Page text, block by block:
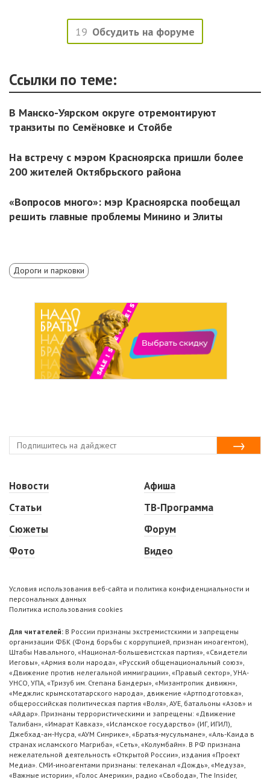
19 Обсудить на форуме
Ссылки по теме:
В Манско-Уярском округе отремонтируют
транзиты по Семёновке и Стойбе
На встречу с мэром Красноярска пришли более
200 жителей Октябрьского района
«Вопросов много»: мэр Красноярска пообещал
решить главные проблемы Минино и Элиты
Дороги и парковки
Новости
Статьи
Сюжеты
Фото
Афиша
ТВ-Программа
Форум
Видео
Условия использования веб-сайта и политика конфиденциальности и
персональных данных
Политика использования cookies
Для читателей: В России признаны экстремистскими и запрещены
организации ФБК (Фонд борьбы с коррупцией, признан иноагентом),
Штабы Навального, «Национал-большевистская партия», «Свидетели
Иеговы», «Армия воли народа», «Русский общенациональный союз»,
«Движение против нелегальной иммиграции», «Правый сектор», УНА-
УНСО, УПА, «Тризуб им. Степана Бандеры», «Мизантропик дивижн»,
«Меджлис крымскотатарского народа», движение «Артподготовка»,
общероссийская политическая партия «Воля», АУЕ, батальоны «Азов» и
«Айдар». Признаны террористическими и запрещены: «Движение
Талибан», «Имарат Кавказ», «Исламское государство» (ИГ, ИГИЛ),
Джебхад-ан-Нусра, «АУМ Синрике», «Братья-мусульмане», «Аль-Каида в
странах исламского Магриба», «Сеть», «Колумбайн». В РФ признана
нежелательной деятельность «Открытой России», издания «Проект
Медиа». СМИ-иноагентами признаны: телеканал «Дождь», «Медуза»,
«Важные истории», «Голос Америки», радио «Свобода», The Insider,